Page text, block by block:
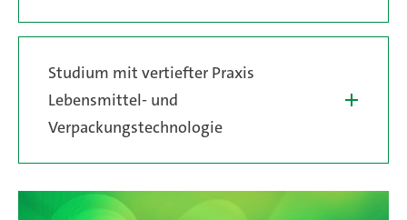
Studium mit vertiefter Praxis
Lebensmittel- und
Verpackungstechnologie